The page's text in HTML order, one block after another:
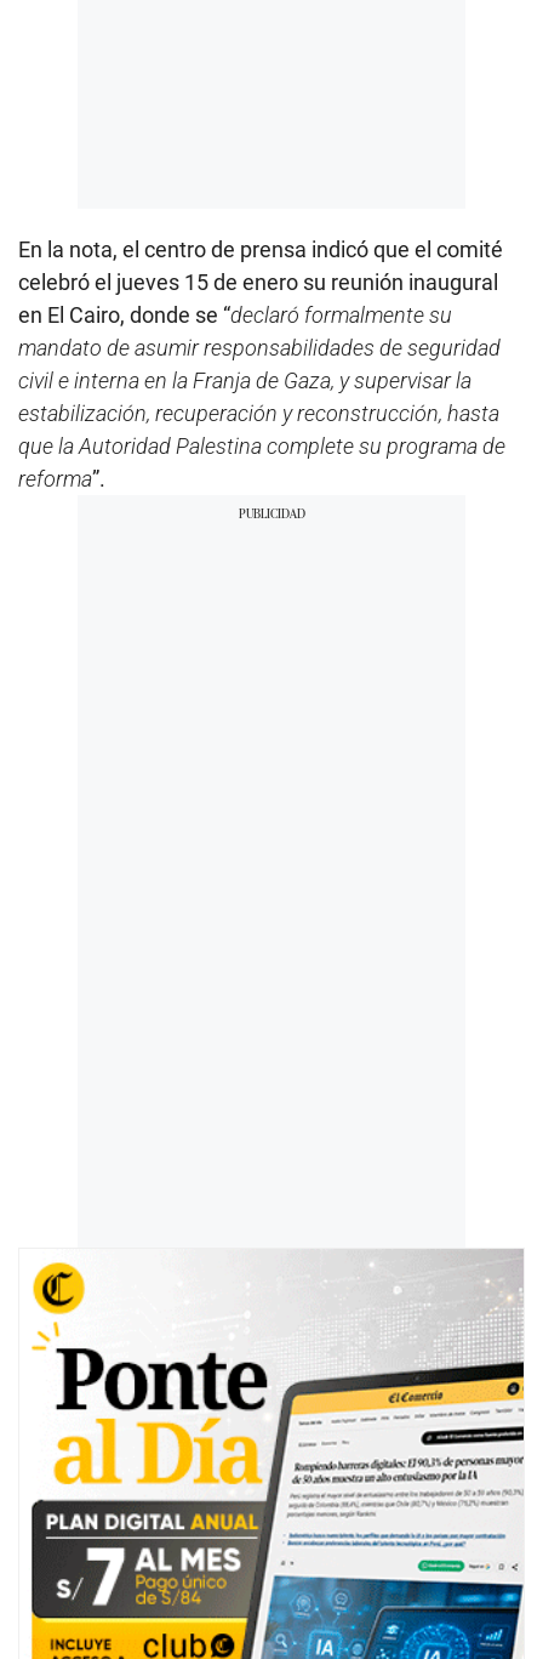
En la nota, el centro de prensa indicó que el comité
celebró el jueves 15 de enero su reunión inaugural
en El Cairo, donde se “declaró formalmente su
mandato de asumir responsabilidades de seguridad
civil e interna en la Franja de Gaza, y supervisar la
estabilización, recuperación y reconstrucción, hasta
que la Autoridad Palestina complete su programa de
reforma”.